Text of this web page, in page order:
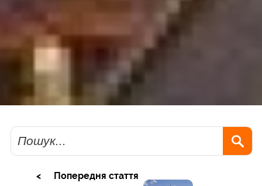
Пошук
Попередня стаття